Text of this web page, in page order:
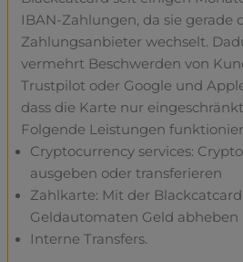
IBAN-Zahlungen, da sie gerade
Zahlungsanbieter wechselt.
vermehrt Beschwerden von
Trustpilot oder Google und
dass die Karte nur
Folgende Leistungen
Cryptocurrency services:
ausgeben oder transferieren
Zahlkarte: Mit der
Geldautomaten Geld abheben
Interne Transfers.